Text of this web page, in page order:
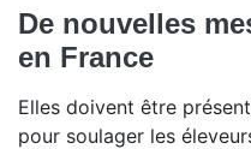
De nouvelles
en France
Elles doivent être
pour soulager les